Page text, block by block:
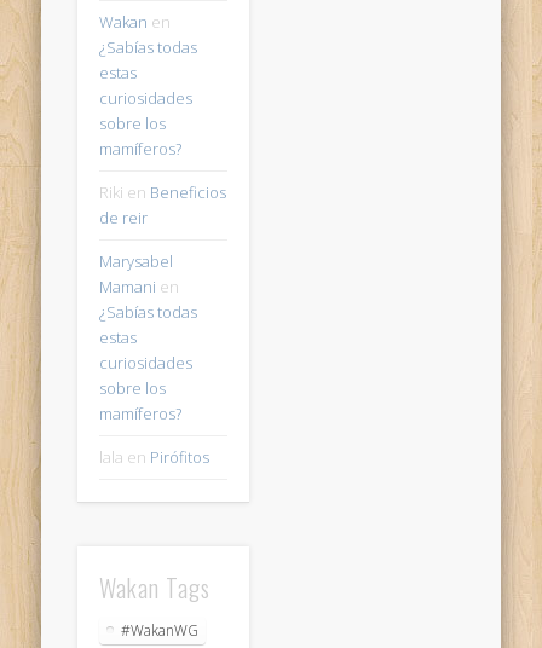
Wakan en
¿Sabías todas
estas
curiosidades
sobre los
mamíferos?
Riki en Beneficios
de reir
Marysabel
Mamani en
¿Sabías todas
estas
curiosidades
sobre los
mamíferos?
lala en Pirófitos
Wakan Tags
#WakanWG